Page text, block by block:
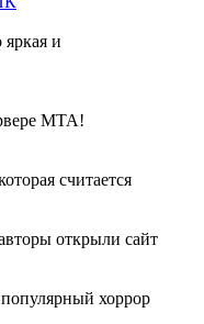
и
МТА!
считается
открыли сайт
хоррор